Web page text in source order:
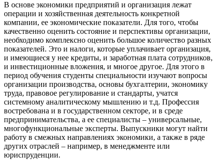
В основе экономики предприятий и организация лежат
операции и хозяйственная деятельность конкретной
компании, ее экономические показатели. Для того, чтобы
качественно оценить состояние и перспективы организации,
необходимо комплексно оценить большое количество разных
показателей. Это и налоги, которые уплачивает организация,
и имеющиеся у нее кредиты, и заработная плата сотрудников,
и инвестиционные вложения, и многое другое. Для этого в
период обучения студенты специальности изучают вопросы
организации производства, основы бухгалтерии, экономику
труда, правовое регулирование и стандарты, учатся
системному аналитическому мышлению и т.д. Профессия
востребована и в государственном секторе, и в среде
предпринимательства, а ее специалисты – универсальные,
многофункциональные эксперты. Выпускники могут найти
работу в смежных направлениях экономики, а также в ряде
других отраслей – например, в менеджменте или
юриспруденции.